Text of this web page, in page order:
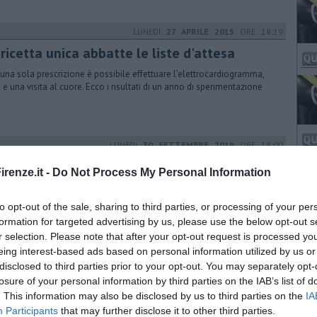
- Do Not Process My Personal Information
opt-out of the sale, sharing to third parties, or processing of your
for targeted advertising by us, please use the below opt-out
selection. Please note that after your opt-out request is processed
interest-based ads based on personal information utilized by us
to third parties prior to your opt-out. You may separately
of your personal information by third parties on the IAB’s list of
This information may also be disclosed by us to third parties on the
Participants that may further disclose it to other third parties.
LUNEDÌ 27 APRILE 2015 ORE 18:19
unica abbatte le liste d'attesa
sola prescrizione è possibile effettuare l'elettrocardiogramma,
e una visita al cuore. Ecco i risultati di un anno di sperimentazione
LUNEDÌ30 SETTEMBRE 2019ORE 18:00
morti, farmacista accusato di omicidio
analgesico sarebbe stato venduto ai due fratelli senza
medica. Dalle scatole del farmaco mancano 42 pasticche
SABATO18 FEBBRAIO 2023ORE 11:01
post Covid, boom di consulti al cellulare
valutazione di esami, consigli e ricette, un medico su due usa
Ricerca dell’Ordine dei Medici sulla messaggistica istantanea